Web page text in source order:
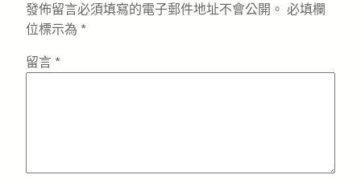
發佈留言必須填寫的電子郵件地址不會公開。 必填欄
位標示為 *
留言 *